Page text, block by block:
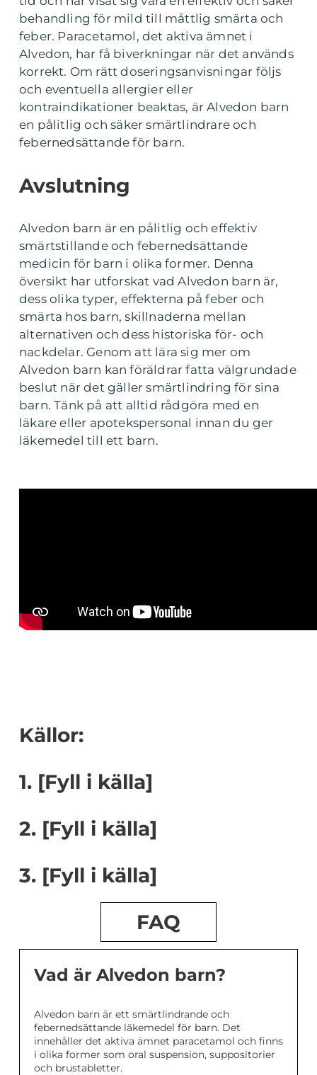
behandling för mild till måttlig smärta och
feber. Paracetamol, det aktiva ämnet i
Alvedon, har få biverkningar när det används
korrekt. Om rätt doseringsanvisningar följs
och eventuella allergier eller
kontraindikationer beaktas, är Alvedon barn
en pålitlig och säker smärtlindrare och
febernedsättande för barn.
Avslutning
Alvedon barn är en pålitlig och effektiv
smärtstillande och febernedsättande
medicin för barn i olika former. Denna
översikt har utforskat vad Alvedon barn är,
dess olika typer, effekterna på feber och
smärta hos barn, skillnaderna mellan
alternativen och dess historiska för- och
nackdelar. Genom att lära sig mer om
Alvedon barn kan föräldrar fatta välgrundade
beslut när det gäller smärtlindring för sina
barn. Tänk på att alltid rådgöra med en
läkare eller apotekspersonal innan du ger
läkemedel till ett barn.
Källor:
1. [Fyll i källa]
2. [Fyll i källa]
3. [Fyll i källa]
FAQ
Vad är Alvedon barn?
Alvedon barn är ett smärtlindrande och
febernedsättande läkemedel för barn. Det
innehåller det aktiva ämnet paracetamol och finns
i olika former som oral suspension, suppositorier
och brustabletter.